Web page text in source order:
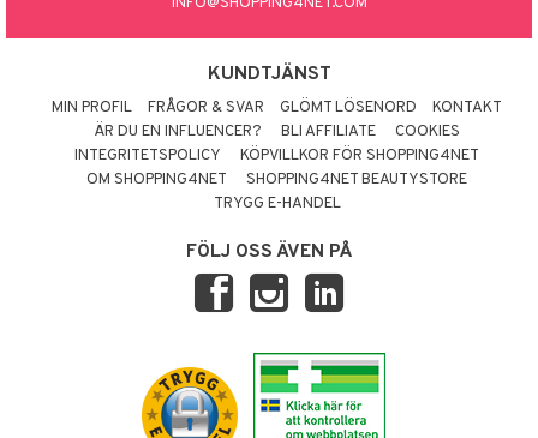
KUNDTJÄNST
MIN PROFIL FRÅGOR & SVAR GLÖMT LÖSENORD
KONTAKT
ÄR DU EN INFLUENCER?
BLI AFFILIATE
COOKIES
INTEGRITETSPOLICY
KÖPVILLKOR FÖR SHOPPING4NET
OM SHOPPING4NET
SHOPPING4NET BEAUTYSTORE
TRYGG E-HANDEL
FÖLJ OSS ÄVEN PÅ